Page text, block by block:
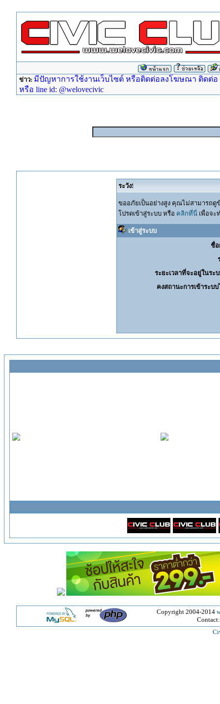
ข่าว: มีปัญหาการใช้งานเว็บไซต์ หรือติดต่อลงโฆษณา ติดต่อ
หรือ line id: @welovecivic
ระวัง!
ขออภัยเป็นอย่างสูง คุณไม่สามารถ
โปรดเข้าสู่ระบบ หรือ คลิกที่นี่เพื่อจะ
เข้าสู่ระบบ
ชื่อ
ระยะเวลาที่จะอยู่ในระ
คงสถานะการเข้าระบ
Copyright 2004-2014